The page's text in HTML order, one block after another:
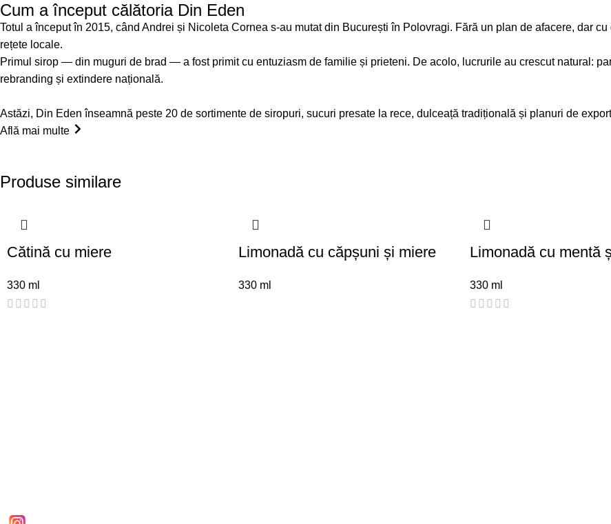
Cum a început călătoria Din Eden
Totul a început în 2015, când Andrei și Nicoleta Cornea s-au mutat din București în Polovragi. Fără un plan de afacere, dar
rețete locale.
Primul sirop — din muguri de brad — a fost primit cu entuziasm de familie și prieteni. De acolo, lucrurile au crescut natural:
rebranding și extindere națională.
Astăzi, Din Eden înseamnă peste 20 de sortimente de siropuri, sucuri presate la rece, dulceață tradițională și planuri de
Află mai multe
Produse similare
Cătină cu miere
330 ml
Limonadă cu căpșuni și miere
330 ml
Limonadă cu mentă
330 ml